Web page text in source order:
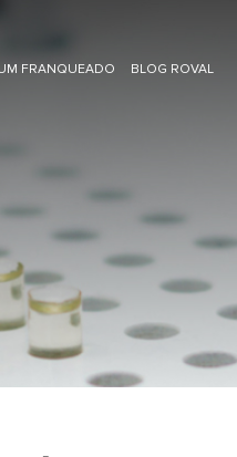
FRANQUEADO BLOG ROVAL